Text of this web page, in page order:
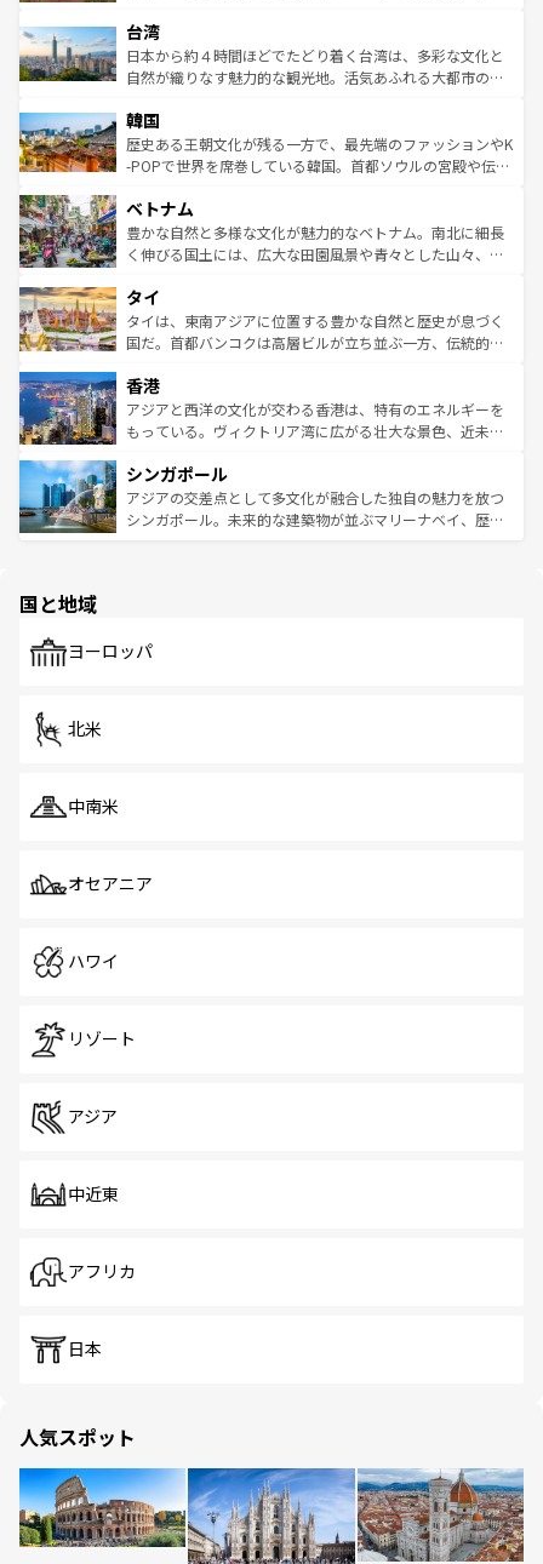
ならではの贅沢な旅のスタイルだ。 なお、新着のアメリカ
情報はコンテンツ一覧を参照してほしい。
れるおもてなしの心で訪れる人々を迎えてくれるハワイの
人々、おいしいローカルフードやハワイアンミュージッ
ク、伝統的なフラダンスなど、すべてがハワイの魅力を彩
ワイを、存分に味わってほしい。 なお、新着のハワイ情報
はコンテンツ一覧を参照してほしい。
リアリーフや大陸中央部にそびえるウルル（エアーズロッ
ク）、タスマニアの美しい原生林やケアンズの熱帯雨林な
ど、見どころがたくさん。また、カフェやワイン、オージ
いる。アクティビティも充実しており、サーフィンやダイ
ビング、ハイキングなど、アウトドア好きにはたまらな
い。オーストラリアの多彩な魅力を存分に味わいつくそ
参照してほしい。
台湾
日本から約４時間ほどでたどり着く台湾は、多彩な文化と
自然が織りなす魅力的な観光地。活気あふれる大都市の台
ン）、静ひつな山岳地帯である台湾東部など、都市の喧騒
と山間の静けさが共存しており、訪れる人に新しい発見と
驚きをもたらしてくれる。また、奥深い台湾の食文化も魅
容にもいいと評判のスイーツなど、バラエティ豊かな料理
が味わえる。 なお、新着の台湾情報は コンテンツ一覧を参
照してほしい。
韓国
歴史ある王朝文化が残る一方で、最先端のファッションやK
-POPで世界を席巻している韓国。首都ソウルの宮殿や伝統
き、地方に足を延ばせば四季折々の自然美を楽しむことが
できる。そして、キムチや焼肉、絶品のストリートフード
まで、さまざまな韓国料理が待っている。夜には、韓国な
リティに包まれながら、韓国の多彩な魅力を心ゆくまで味
わってみてほしい。 なお、新着の韓国情報はコンテンツ一
覧を参照してほしい。
ベトナム
豊かな自然と多様な文化が魅力的なベトナム。南北に細長
く伸びる国土には、広大な田園風景や青々とした山々、世
急速な発展と共に伝統が息づく。ハノイの古い町並みやホ
ーチミン市のフランス統治時代の建物も、独特の雰囲気を
醸し出している。また、バラエティの豊かさとおいしさで
とつ。フォーやバインミー、ベトナムコーヒーなどは、ぜ
ひ現地で味わいたい。どの地域を訪れてもあたたかい人々
が旅行者を迎えてくれるので、きっと忘れられない旅にな
参照してほしい。
タイ
タイは、東南アジアに位置する豊かな自然と歴史が息づく
国だ。首都バンコクは高層ビルが立ち並ぶ一方、伝統的な
の活気が交差している。北部ではチェンマイなどの山岳地
帯で自然と触れ合い、南部ではプーケットやクラビの美し
いビーチでリゾート気分を楽しむことができる。タイ料理
激する。気候は一年中温暖で、どの季節にも異なる楽しみ
が待っている。親しみやすいタイの人々、仏教を中心とし
た文化、そして多様な観光資源が、訪れる旅人を魅了し続
香港
アジアと西洋の文化が交わる香港は、特有のエネルギーを
もっている。ヴィクトリア湾に広がる壮大な景色、近未来
み、どこを訪れても感動するはず。観光スポットが密集し
ており、効率よく見どころを回れるのも魅力。息をのむよ
うな絶景から文化的な体験まで、香港を存分に楽しみ尽く
シンガポール
アジアの交差点として多文化が融合した独自の魅力を放つ
シンガポール。未来的な建築物が並ぶマリーナベイ、歴史
で、ホーカーズは地元の風情を楽しめる外せないスポット
国と地域
ヨーロッパ
北米
中南米
オセアニア
ハワイ
リゾート
アジア
中近東
アフリカ
日本
人気スポット